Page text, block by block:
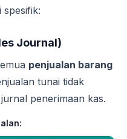
Journal)
penjualan barang
tunai tidak
penerimaan kas.